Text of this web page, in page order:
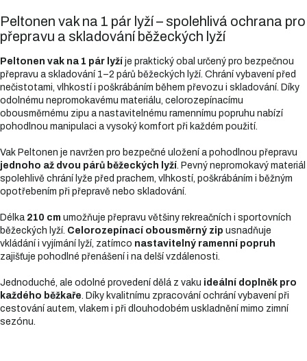
Peltonen vak na 1 pár lyží – spolehlivá ochrana pro
přepravu a skladování běžeckých lyží
Peltonen vak na 1 pár lyží je praktický obal určený pro bezpečnou
přepravu a skladování 1–2 párů běžeckých lyží. Chrání vybavení před
nečistotami, vlhkostí i poškrábáním během převozu i skladování. Díky
odolnému nepromokavému materiálu, celorozepínacímu
obousměrnému zipu a nastavitelnému ramennímu popruhu nabízí
pohodlnou manipulaci a vysoký komfort při každém použití.
Vak Peltonen je navržen pro bezpečné uložení a pohodlnou přepravu
jednoho až dvou párů běžeckých lyží. Pevný nepromokavý materiál
spolehlivě chrání lyže před prachem, vlhkostí, poškrábáním i běžným
opotřebením při přepravě nebo skladování.
Délka 210 cm umožňuje přepravu většiny rekreačních i sportovních
běžeckých lyží. Celorozepínací obousměrný zip usnadňuje
vkládání i vyjímání lyží, zatímco nastavitelný ramenní popruh
zajišťuje pohodlné přenášení i na delší vzdálenosti.
Jednoduché, ale odolné provedení dělá z vaku ideální doplněk pro
každého běžkaře. Díky kvalitnímu zpracování ochrání vybavení při
cestování autem, vlakem i při dlouhodobém uskladnění mimo zimní
sezónu.